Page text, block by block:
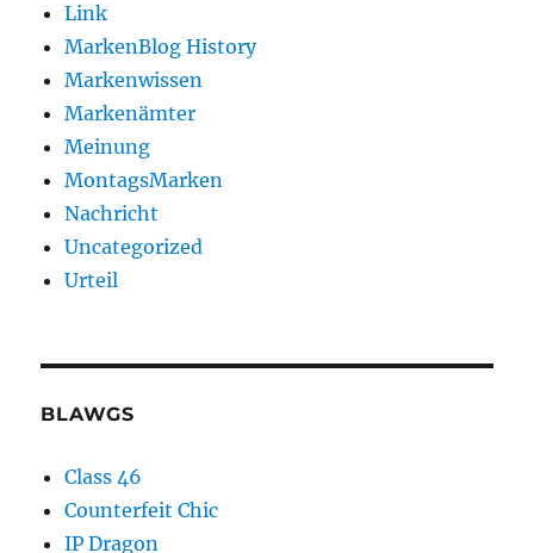
Link
MarkenBlog History
Markenwissen
Markenämter
Meinung
MontagsMarken
Nachricht
Uncategorized
Urteil
BLAWGS
Class 46
Counterfeit Chic
IP Dragon